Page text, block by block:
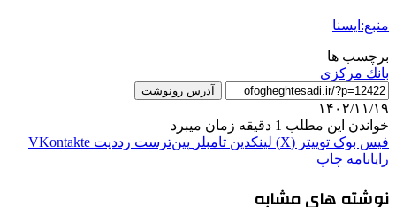
منبع:ایسنا
برچسب ها
بانك مركزی
آدرس رونوشت
۱۴۰۲/۱۱/۱۹
خواندن این مطلب 1 دقیقه زمان میبرد
فیس بوک توییتر (X) لینکدین ‫تامبلر ‫پین‌ترست ‫رددیت ‫VKontakte
رایانامه چاپ
نوشته های مشابه